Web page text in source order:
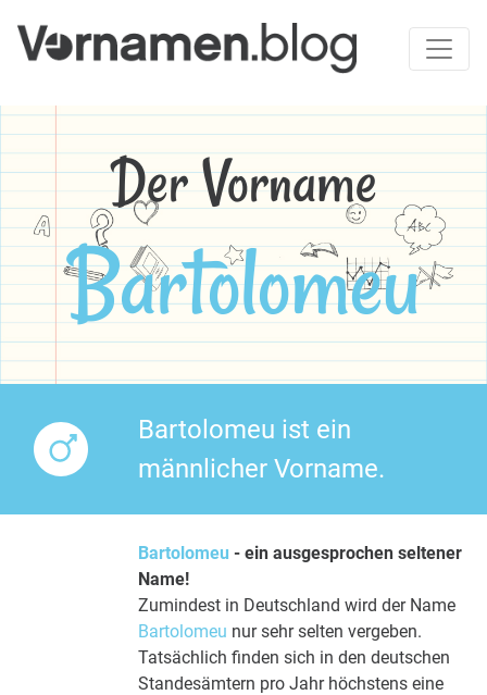
Der Vorname
Bartolomeu
Bartolomeu ist ein
männlicher Vorname.
Bartolomeu - ein ausgesprochen seltener
Name!
Zumindest in Deutschland wird der Name
Bartolomeu nur sehr selten vergeben.
Tatsächlich finden sich in den deutschen
Standesämtern pro Jahr höchstens eine